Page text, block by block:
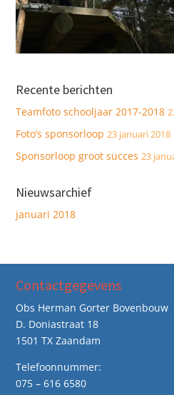
Recente berichten
Teamfoto schooljaar 2017-2018
Foto’s sponsorloop 23 januari 2018
Sponsorloop groot succes 23
Nieuwsarchief
januari 2018
Contactgegevens
Obs Herman Gorter Bovenbouw
D. Doniastraat 18
1501 TX Zaandam
Telefoonnummer:
075 – 616 6580